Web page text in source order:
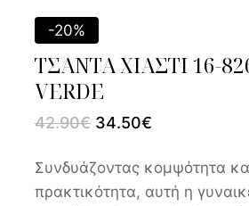
-20%
ΤΣΑΝΤΑ ΧΙΑΣΤΙ 16-
VERDE
42.90€ 34.50€
Συνδυάζοντας κομψότητα
πρακτικότητα, αυτή η